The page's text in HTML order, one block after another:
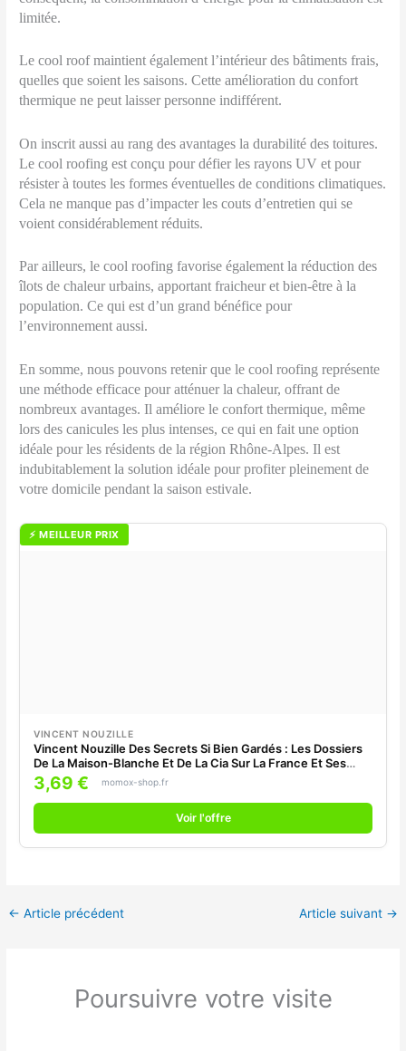
limitée.
Le cool roof maintient également l’intérieur des bâtiments frais,
quelles que soient les saisons. Cette amélioration du confort
thermique ne peut laisser personne indifférent.
On inscrit aussi au rang des avantages la durabilité des toitures.
Le cool roofing est conçu pour défier les rayons UV et pour
résister à toutes les formes éventuelles de conditions climatiques.
Cela ne manque pas d’impacter les couts d’entretien qui se
voient considérablement réduits.
Par ailleurs, le cool roofing favorise également la réduction des
îlots de chaleur urbains, apportant fraicheur et bien-être à la
population. Ce qui est d’un grand bénéfice pour
l’environnement aussi.
En somme, nous pouvons retenir que le cool roofing représente
une méthode efficace pour atténuer la chaleur, offrant de
nombreux avantages. Il améliore le confort thermique, même
lors des canicules les plus intenses, ce qui en fait une option
idéale pour les résidents de la région Rhône-Alpes. Il est
indubitablement la solution idéale pour profiter pleinement de
votre domicile pendant la saison estivale.
⚡ MEILLEUR PRIX
VINCENT NOUZILLE
Vincent Nouzille Des Secrets Si Bien Gardés : Les Dossiers
De La Maison-Blanche Et De La Cia Sur La France Et Ses
Présidents : 1958-1981
3,69 € momox-shop.fr
Voir l'offre
← Article précédent Article suivant →
Poursuivre votre visite